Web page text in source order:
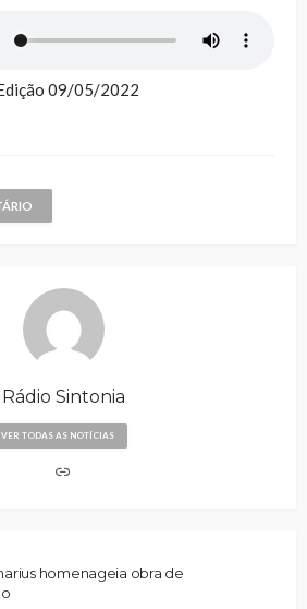
09/05/2022
Rádio Sintonia
VER TODAS AS NOTÍCIAS
homenageia obra de